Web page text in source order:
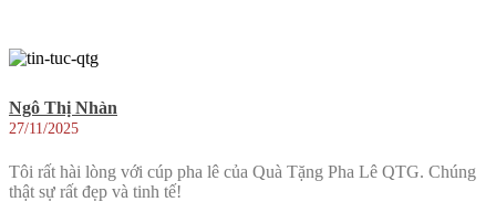
Ngô Thị Nhàn
27/11/2025
Tôi rất hài lòng với cúp pha lê của Quà Tặng Pha Lê QTG. Chúng
thật sự rất đẹp và tinh tế!